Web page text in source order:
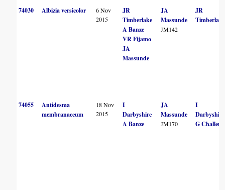
74030 Albizia versicolor
6 Nov
2015
JR
Timberlake
A Banze
VR Fijamo
JA
Massunde
JA
Massunde
JM142
JR
Timberlake
74055
Antidesma
membranaceum
18 Nov
2015
I
Darbyshire
A Banze
JA
Massunde
JM170
I
Darbyshire
G Challen